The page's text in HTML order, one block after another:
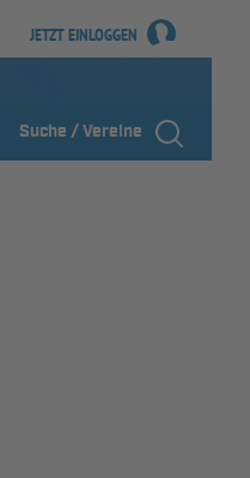
JETZT EINLOGGEN
Suche / Vereine